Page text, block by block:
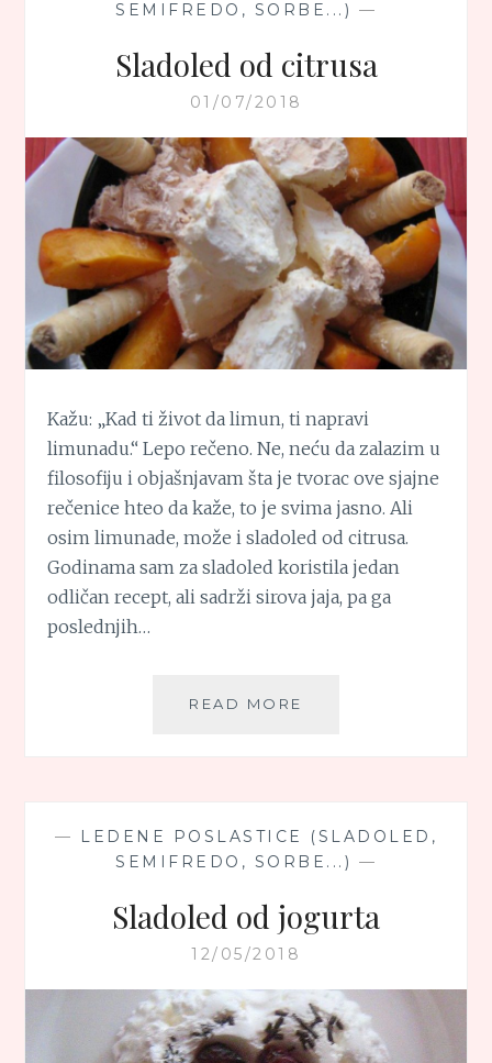
SEMIFREDO, SORBE...) —
Sladoled od citrusa
01/07/2018
Kažu: „Kad ti život da limun, ti napravi
limunadu.“ Lepo rečeno. Ne, neću da zalazim u
filosofiju i objašnjavam šta je tvorac ove sjajne
rečenice hteo da kaže, to je svima jasno. Ali
osim limunade, može i sladoled od citrusa.
Godinama sam za sladoled koristila jedan
odličan recept, ali sadrži sirova jaja, pa ga
poslednjih…
READ MORE
—
LEDENE POSLASTICE (SLADOLED,
SEMIFREDO, SORBE...) —
Sladoled od jogurta
12/05/2018